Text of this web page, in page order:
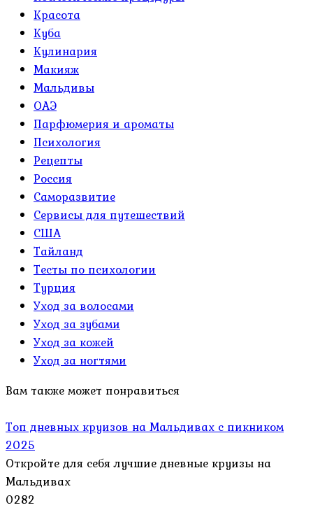
Красота
Куба
Кулинария
Макияж
Мальдивы
ОАЭ
Парфюмерия и ароматы
Психология
Рецепты
Россия
Саморазвитие
Сервисы для путешествий
США
Тайланд
Тесты по психологии
Турция
Уход за волосами
Уход за зубами
Уход за кожей
Уход за ногтями
Вам также может понравиться
Топ дневных круизов на Мальдивах с пикником
2025
Откройте для себя лучшие дневные круизы на
Мальдивах
0282